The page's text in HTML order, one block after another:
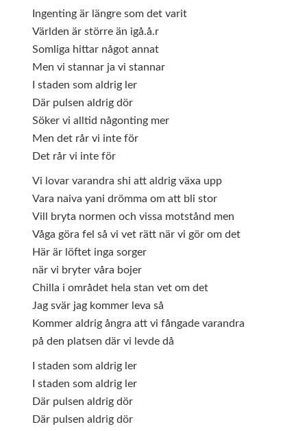
Ingenting är längre som det varit
Världen är större än igå.å.r
Somliga hittar något annat
Men vi stannar ja vi stannar
I staden som aldrig ler
Där pulsen aldrig dör
Söker vi alltid någonting mer
Men det rår vi inte för
Det rår vi inte för
Vi lovar varandra shi att aldrig växa upp
Vara naiva yani drömma om att bli stor
Vill bryta normen och vissa motstånd men
Våga göra fel så vi vet rätt när vi gör om det
Här är löftet inga sorger
när vi bryter våra bojer
Chilla i området hela stan vet om det
Jag svär jag kommer leva så
Kommer aldrig ångra att vi fångade varandra
på den platsen där vi levde då
I staden som aldrig ler
I staden som aldrig ler
Där pulsen aldrig dör
Där pulsen aldrig dör